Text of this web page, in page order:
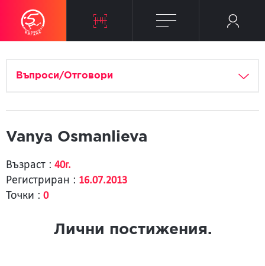
Въпроси/Отговори
Vanya Osmanlieva
Възраст : 40г.
Регистриран : 16.07.2013
Точки : 0
Лични постижения.